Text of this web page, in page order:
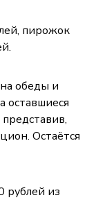
пирожок
обеды и
оставшиеся
Остаётся
рублей из